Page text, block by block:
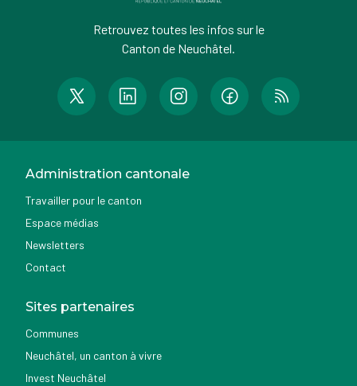
Retrouvez toutes les infos sur le
Canton de Neuchâtel.
Administration cantonale
Travailler pour le canton
Espace médias
Newsletters
Contact
Sites partenaires
Communes
Neuchâtel, un canton à vivre
Invest Neuchâtel